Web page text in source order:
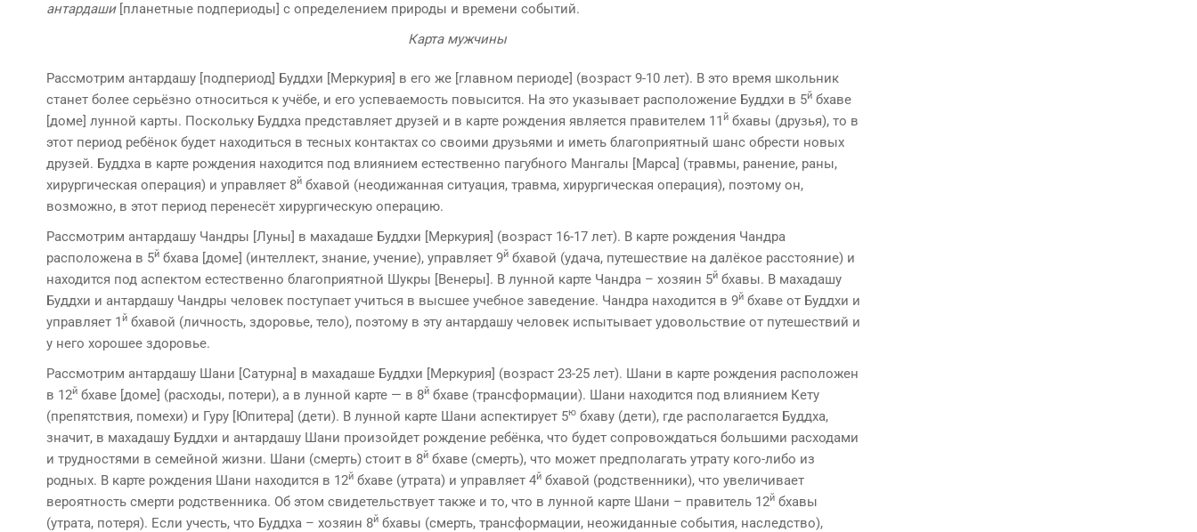
антардаши[планетные подпериоды] с определением природы и времени событий.
Карта мужчины
Рассмотрим антардашу [подпериод] Буддхи [Меркурия] в его же [главном периоде] (возраст 9-10 лет). В это время школьник
станет более серьёзно относиться к учёбе, и его успеваемость повысится. На это указывает расположение Буддхи в 5й бхаве
[доме] лунной кар­ты. Поскольку Буддха представляет друзей и в карте рождения является правителем 11й бхавы (друзья), то в
этот период ребёнок будет находиться в тесных контактах со своими друзьями и иметь благоприятный шанс обрести новых
друзей. Буддха в карте рождения находится под влиянием естественно пагубного Мангалы [Марса] (травмы, ранение, раны,
хирургическая операция) и управляет 8й бхавой (неодижанная ситуа­ция, травма, хирургическая операция), поэтому он,
возможно, в этот период перенесёт хирургическую операцию.
Рассмотрим антардашу Чандры [Луны] в махадаше Буддхи [Мер­курия] (возраст 16-17 лет). В карте рождения Чандра
расположена в 5й бхава [доме] (интеллект, знание, учение), управляет 9й бхавой (удача, путешествие на далёкое расстояние) и
находится под аспектом естественно благоприятной Шукры [Венеры]. В лунной карте Чандра – хозяин 5й бхавы. В махадашу
Буддхи и антардашу Чандры человек поступает учиться в высшее учебное заведение. Чандра находится в 9й бхаве от Буддхи и
управляет 1й бхавой (личность, здоровье, тело), поэтому в эту антардашу человек испытывает удоволь­ствие от путешествий и
у него хорошее здоровье.
Рассмотрим антардашу Шани [Сатурна] в махадаше Буддхи [Меркурия] (возраст 23-25 лет). Шани в карте рождения расположен
в 12й бхаве [доме] (расходы, потери), а в лунной карте — в 8й бхаве (трансформации). Шани находится под влиянием Кету
(препятствия, по­мехи) и Гуру [Юпитера] (дети). В лунной карте Шани аспектирует 5ю бхаву (дети), где располагается Буддха,
значит, в махадашу Буддхи и антардашу Шани произой­дет рождение ребёнка, что будет сопровождаться большими расходами
и трудностями в семейной жизни. Шани (смерть) стоит в 8й бхаве (смерть), что может предполагать утрату кого-либо из
родных. В карте рождения Шани находится в 12й бхаве (утрата) и управляет 4й бхавой (родственники), что увеличивает
вероятность смерти родственни­ка. Об этом свидетельствует также и то, что в лунной карте Шани – правитель 12й бхавы
(утрата, потеря). Если учесть, что Буддха – хозяин 8й бхавы (смерть, трансформа­ции, неожиданные события, наследство),